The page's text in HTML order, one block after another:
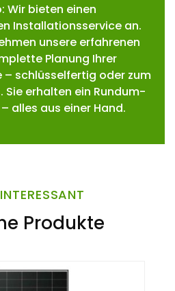
Wir bieten einen
Installationsservice an.
unsere erfahrenen
Planung Ihrer
schlüsselfertig oder zum
Sie erhalten ein Rundum-
alles aus einer Hand.
Produkte